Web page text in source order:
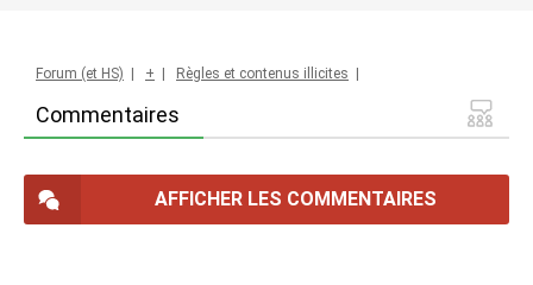
Commentaires
Forum (et HS) + Règles et contenus illicites
AFFICHER LES COMMENTAIRES